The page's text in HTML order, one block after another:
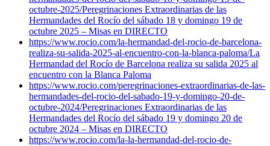
octubre-2025/Peregrinaciones Extraordinarias de las
Hermandades del Rocío del sábado 18 y domingo 19 de
octubre 2025 – Misas en DIRECTO
https://www.rocio.com/la-hermandad-del-rocio-de-barcelona-
realiza-su-salida-2025-al-encuentro-con-la-blanca-paloma/La
Hermandad del Rocío de Barcelona realiza su salida 2025 al
encuentro con la Blanca Paloma
https://www.rocio.com/peregrinaciones-extraordinarias-de-las-
hermandades-del-rocio-del-sabado-19-y-domingo-20-de-
octubre-2024/Peregrinaciones Extraordinarias de las
Hermandades del Rocío del sábado 19 y domingo 20 de
octubre 2024 – Misas en DIRECTO
https://www.rocio.com/la-la-hermandad-del-rocio-de-